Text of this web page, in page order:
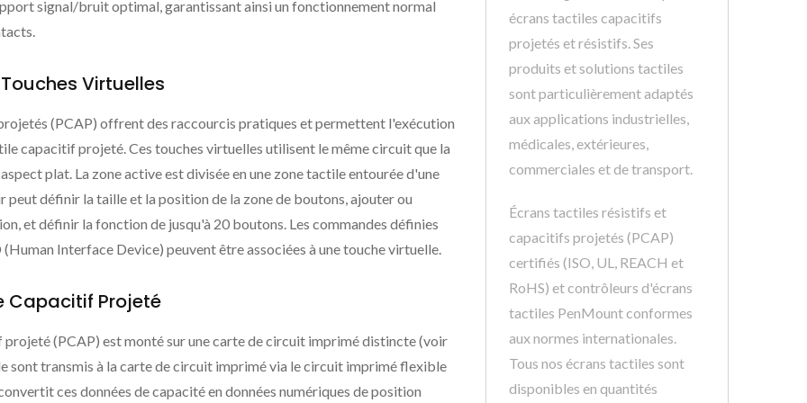
signal/bruit optimal, garantissant ainsi un fonctionnement normal
Virtuelles
(PCAP) offrent des raccourcis pratiques et permettent l'exécution
capacitif projeté. Ces touches virtuelles utilisent le même circuit que la
plat. La zone active est divisée en une zone tactile entourée d'une
définir la taille et la position de la zone de boutons, ajouter ou
et définir la fonction de jusqu'à 20 boutons. Les commandes définies
Interface Device) peuvent être associées à une touche virtuelle.
Capacitif Projeté
(PCAP) est monté sur une carte de circuit imprimé distincte (voir
sont transmis à la carte de circuit imprimé via le circuit imprimé flexible
ces données de capacité en données numériques de position
écrans tactiles capacitifs
projetés et résistifs. Ses
produits et solutions tactiles
sont particulièrement adaptés
aux applications industrielles,
médicales, extérieures,
commerciales et de transport.
Écrans tactiles résistifs et
capacitifs projetés (PCAP)
certifiés (ISO, UL, REACH et
RoHS) et contrôleurs d'écrans
tactiles PenMount conformes
aux normes internationales.
Tous nos écrans tactiles sont
disponibles en quantités